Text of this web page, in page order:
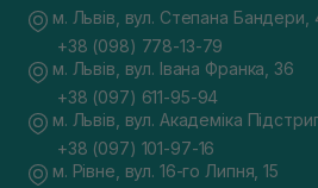
м. Львів, вул. Степана Бандери,
+38 (098) 778-13-79
м. Львів, вул. Івана Франка, 36
+38 (097) 611-95-94
м. Львів, вул. Академіка
+38 (097) 101-97-16
м. Рівне, вул. 16-го Липня, 15